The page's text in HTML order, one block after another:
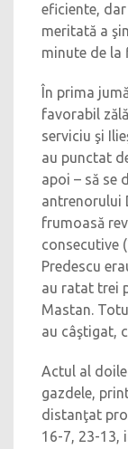
eficiente,
meritată a
minute de la
În prima
favorabil
serviciu şi
au punctat
apoi – să se
antrenorului
frumoasă
consecutive
Predescu
au ratat trei
Mastan.
au câştigat,
Actul al
gazdele,
distanţat
16-7, 23-13,